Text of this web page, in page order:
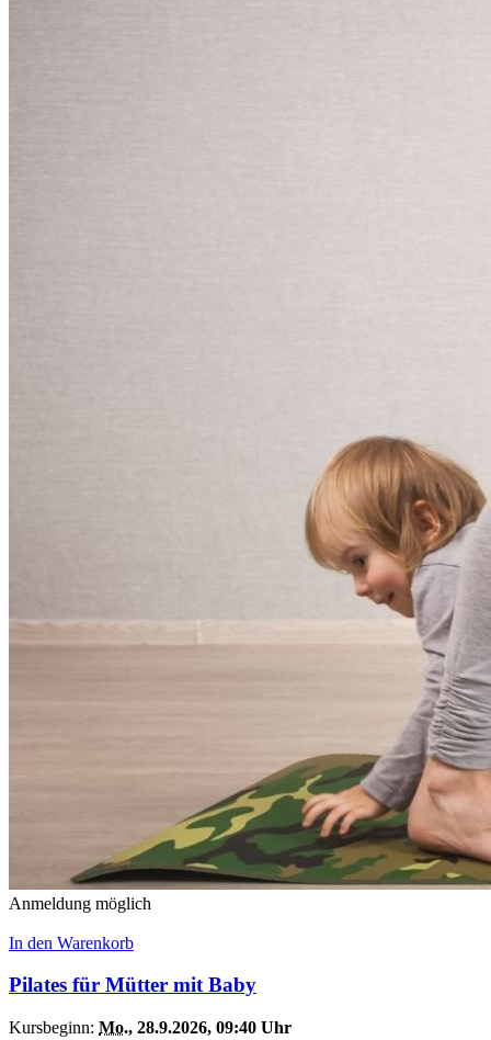
Anmeldung möglich
In den Warenkorb
Pilates für Mütter mit Baby
Kursbeginn: Mo., 28.9.2026, 09:40 Uhr